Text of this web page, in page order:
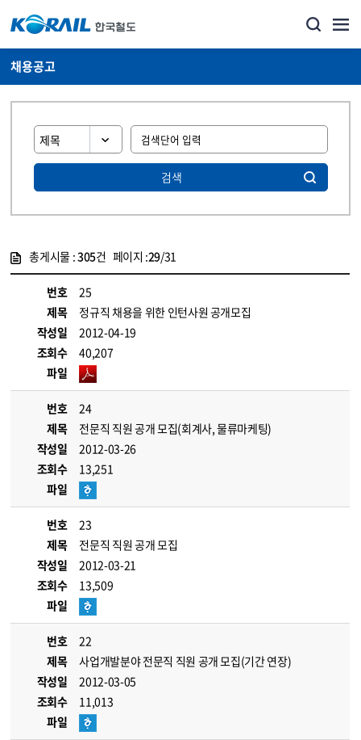
채용공고
검색
총게시물 :305건 페이지 :29/31
번호
25
제목
정규직 채용을 위한 인턴사원 공개모집
작성일
2012-04-19
조회수
40,207
파일
번호
24
제목
전문직 직원 공개 모집(회계사, 물류마케팅)
작성일
2012-03-26
조회수
13,251
파일
번호
23
제목
전문직 직원 공개 모집
작성일
2012-03-21
조회수
13,509
파일
번호
22
제목
사업개발분야 전문직 직원 공개 모집(기간 연장)
작성일
2012-03-05
조회수
11,013
파일